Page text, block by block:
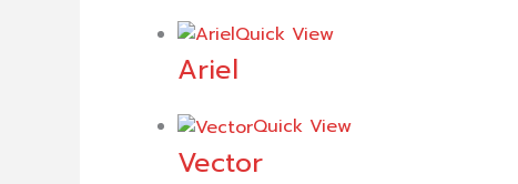
Quick View
Ariel
Quick View
Vector